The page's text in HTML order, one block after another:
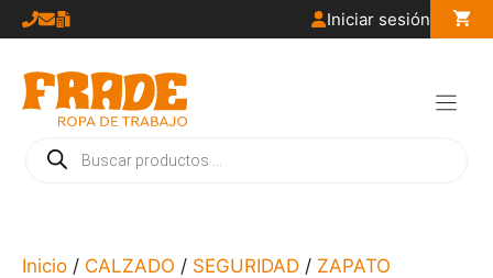
Saltar
al
contenido
Iniciar sesión
Búsqueda
de
Inicio / CALZADO / SEGURIDAD / ZAPATO